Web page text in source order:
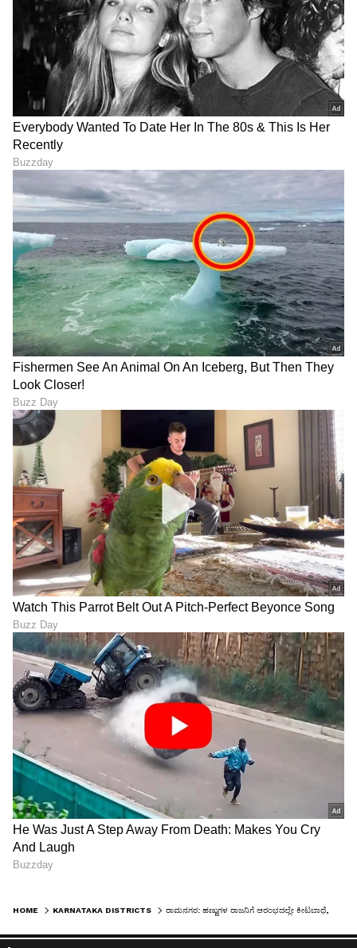
HOME KARNATAKA DISTRICTS